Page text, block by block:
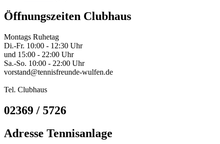
Öffnungszeiten Clubhaus
Montags Ruhetag
Di.-Fr. 10:00 - 12:30 Uhr
und 15:00 - 22:00 Uhr
Sa.-So. 10:00 - 22:00 Uhr
vorstand@tennisfreunde-wulfen.de
Tel. Clubhaus
02369 / 5726
Adresse Tennisanlage